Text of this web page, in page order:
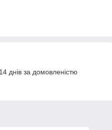
днів за домовленістю